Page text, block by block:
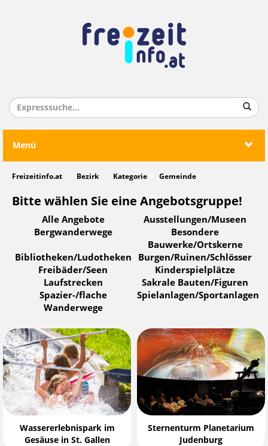
Menü
Freizeitinfo.at Bezirk Kategorie Gemeinde
Bitte wählen Sie eine Angebotsgruppe!
Alle Angebote
Ausstellungen/Museen
Bergwanderwege
Besondere
Bauwerke/Ortskerne
Bibliotheken/Ludotheken
Burgen/Ruinen/Schlösser
Freibäder/Seen
Kinderspielplätze
Laufstrecken
Sakrale Bauten/Figuren
Spazier-/flache
Wanderwege
Spielanlagen/Sportanlagen
Wassererlebnispark im
Gesäuse in St. Gallen
Sternenturm Planetarium
Judenburg